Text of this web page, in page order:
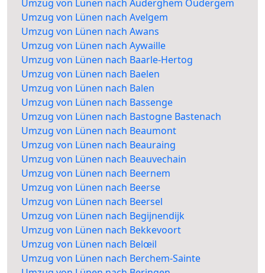
Umzug von Lünen nach Auderghem Oudergem
Umzug von Lünen nach Avelgem
Umzug von Lünen nach Awans
Umzug von Lünen nach Aywaille
Umzug von Lünen nach Baarle-Hertog
Umzug von Lünen nach Baelen
Umzug von Lünen nach Balen
Umzug von Lünen nach Bassenge
Umzug von Lünen nach Bastogne Bastenach
Umzug von Lünen nach Beaumont
Umzug von Lünen nach Beauraing
Umzug von Lünen nach Beauvechain
Umzug von Lünen nach Beernem
Umzug von Lünen nach Beerse
Umzug von Lünen nach Beersel
Umzug von Lünen nach Begijnendijk
Umzug von Lünen nach Bekkevoort
Umzug von Lünen nach Belœil
Umzug von Lünen nach Berchem-Sainte